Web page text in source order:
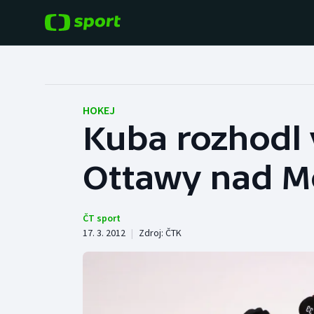
Hokej
Tenis
Cyklistika
Baseball a softbal
Basketbal
HOKEJ
Kuba
Ottawy nad
ČT sport
17. 3. 2012 | Zdroj: ČTK